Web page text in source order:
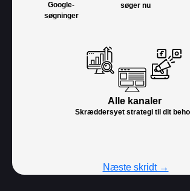
Google-
søgninger
søger nu
Alle kanaler
Skræddersyet strategi til dit
Næste skridt →